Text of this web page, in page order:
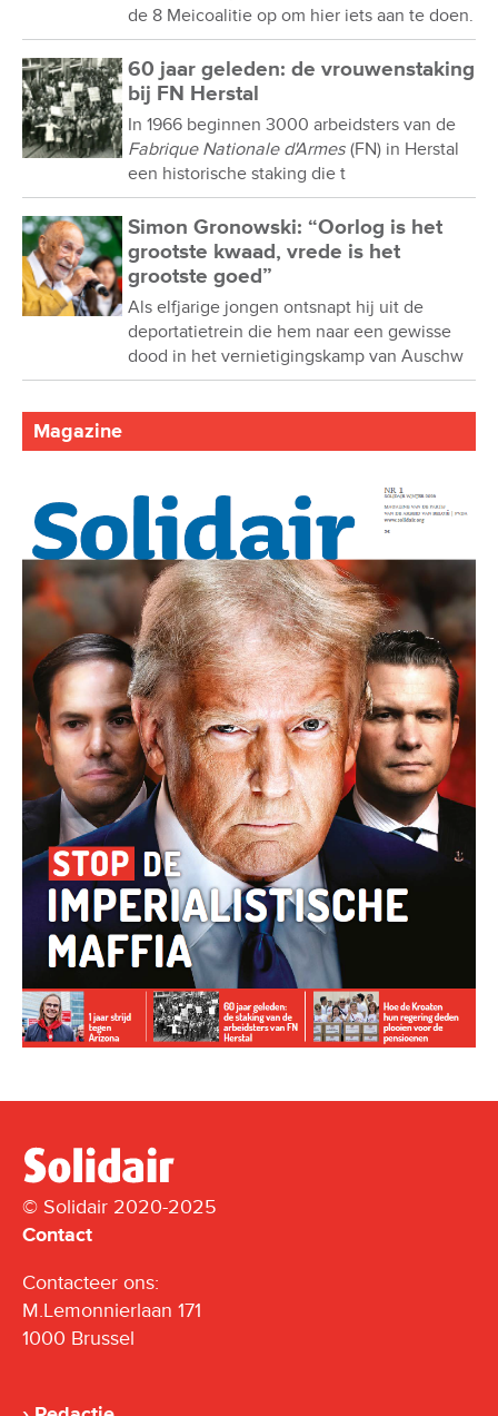
de 8 Meicoalitie op om hier iets aan te doen.
60 jaar geleden: de vrouwenstaking
bij FN Herstal
In 1966 beginnen 3000 arbeidsters van de
Fabrique Nationale d'Armes (FN) in Herstal
een historische staking die t
Simon Gronowski: “Oorlog is het
grootste kwaad, vrede is het
grootste goed”
Als elfjarige jongen ontsnapt hij uit de
deportatietrein die hem naar een gewisse
dood in het vernietigingskamp van Auschw
Magazine
© Solidair 2020-2025
Contact
Contacteer ons:
M.Lemonnierlaan 171
1000 Brussel